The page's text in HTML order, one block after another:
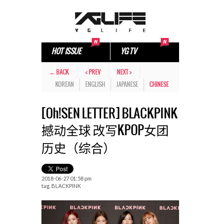
HOT ISSUE YG TV
← BACK < PREV
NEXT >
KOREAN
ENGLISH JAPANESE CHINESE
[Oh!SEN LETTER] BLACKPINK
撼动全球 改写KPOP女团
历史（综合）
2018-06-27 01:58 pm
tag. BLACKPINK